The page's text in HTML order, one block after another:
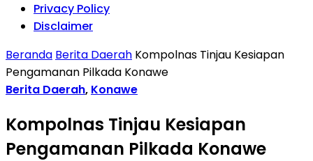
Privacy Policy
Disclaimer
Beranda Berita Daerah Kompolnas Tinjau Kesiapan
Pengamanan Pilkada Konawe
Berita Daerah, Konawe
Kompolnas Tinjau Kesiapan
Pengamanan Pilkada Konawe